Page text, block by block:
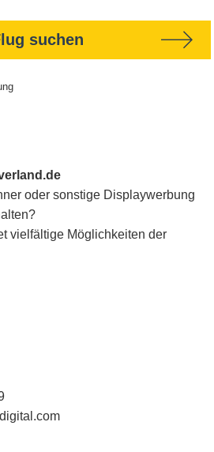
suchen
oder sonstige Displaywerbung
vielfältige Möglichkeiten der